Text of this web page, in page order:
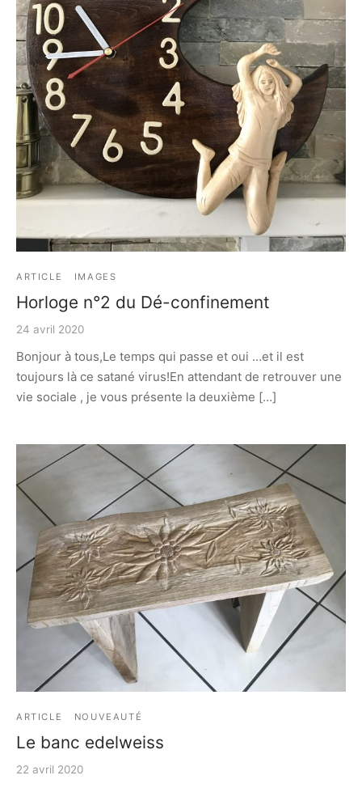
ARTICLE IMAGES
Horloge n°2 du Dé-confinement
24 avril 2020
Bonjour à tous,Le temps qui passe et oui …et il est
toujours là ce satané virus!En attendant de retrouver une
vie sociale , je vous présente la deuxième […]
ARTICLE NOUVEAUTÉ
Le banc edelweiss
22 avril 2020